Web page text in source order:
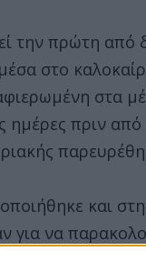
την πρώτη από
στο
στα
πριν
και
για να